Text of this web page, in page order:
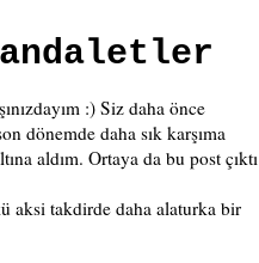
:) Siz daha önce
dönemde daha sık karşıma
aldım. Ortaya da bu post
aksi takdirde daha alaturka bir